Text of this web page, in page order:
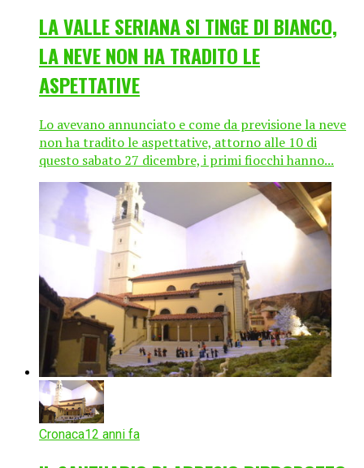
LA VALLE SERIANA SI TINGE DI BIANCO,
LA NEVE NON HA TRADITO LE
ASPETTATIVE
Lo avevano annunciato e come da previsione la neve
non ha tradito le aspettative, attorno alle 10 di
questo sabato 27 dicembre, i primi fiocchi hanno...
Cronaca12 anni fa